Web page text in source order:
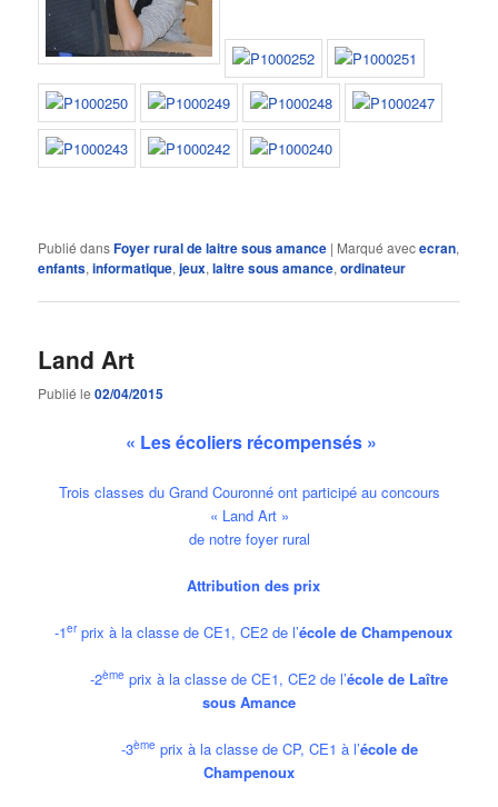
Publié dansFoyer rural de laitre sous amance | Marqué avececran,
enfants,informatique,jeux,laitre sous amance,ordinateur
Land Art
Publié le02/04/2015
« Les écoliers récompensés »
Trois classes du Grand Couronné ont participé au concours
« Land Art »
de notre foyer rural
Attribution des prix
-1erprix à la classe de CE1, CE2 de l’école de Champenoux
-2ème prix à la classe de CE1, CE2 de l’école de Laître
sous Amance
-3ème prix à la classe de CP, CE1 à l’école de
Champenoux